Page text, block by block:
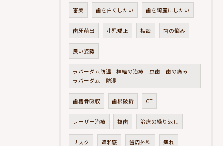
審美 歯を白くしたい 歯を綺麗にしたい
歯牙萌出 小児矯正 相談 歯の悩み
良い姿勢
ラバーダム防湿 神経の治療 虫歯 歯の痛み
ラバーダム 防湿
歯槽骨吸収 歯根破折 CT
レーザー治療 抜歯 治療の繰り返し
リスク 違和感 歯周外科 痺れ